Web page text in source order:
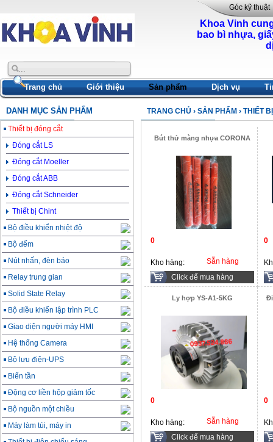
Góc kỹ thuật
Khoa Vinh
bao bì nhựa,
Trang chủ Giới thiệu Sản phẩm Dịch vụ
DANH MỤC SẢN PHẨM
Thiết bị đóng cắt
Đóng cắt LS
Đóng cắt Moeller
Đóng cắt ABB
Đóng cắt Schneider
Thiết bị Chint
Bộ điều khiển nhiệt độ
Bộ đếm
Nút nhấn, đèn báo
Relay trung gian
Solid State Relay
Bộ điều khiển lập trình PLC
Giao diện người máy HMI
Hệ thống Camera
Bộ lưu điện-UPS
Biến tần
Động cơ liền hộp giảm tốc
Bộ nguồn một chiều
Máy làm túi, máy in
TRANG CHỦ › SẢN PHẨM › THIẾT
Bút thử màng nhựa CORONA
0
Kho hàng:
Sẵn hàng
Click để mua hàng
0
Ly hợp YS-A1-5KG
0
Kho hàng:
Sẵn hàng
Click để mua hàng
0